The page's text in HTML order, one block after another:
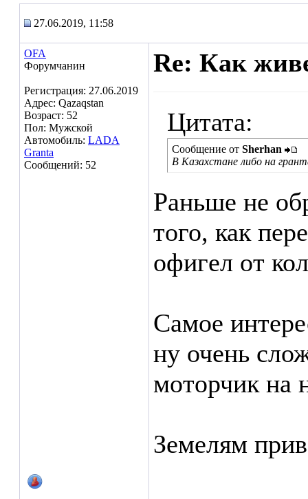
27.06.2019, 11:58
OFA
Форумчанин
Регистрация: 27.06.2019
Адрес: Qazaqstan
Возраст: 52
Пол: Мужской
Автомобиль: LADA
Granta
Сообщений: 52
Re: Как
Цитата:
Сообщение от Sherhan
В Казахстане либо на
Раньше не
того, как
офигел от
Самое
ну очень
моторчик на
Земелям